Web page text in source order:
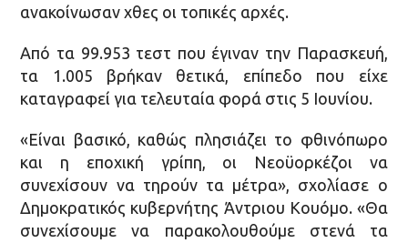
ανακοίνωσαν χθες οι τοπικές αρχές.
Από τα 99.953 τεστ που έγιναν την Παρασκευή,
τα 1.005 βρήκαν θετικά, επίπεδο που είχε
καταγραφεί για τελευταία φορά στις 5 Ιουνίου.
«Είναι βασικό, καθώς πλησιάζει το φθινόπωρο
και η εποχική γρίπη, οι Νεοϋορκέζοι να
συνεχίσουν να τηρούν τα μέτρα», σχολίασε ο
Δημοκρατικός κυβερνήτης Άντριου Κουόμο. «Θα
συνεχίσουμε να παρακολουθούμε στενά τα